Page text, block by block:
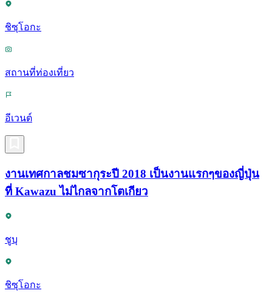
ชิซุโอกะ
สถานที่ท่องเที่ยว
อีเวนต์
งานเทศกาลชมซากุระปี 2018 เป็นงานแรกๆของญี่ปุ่น
ที่ Kawazu ไม่ไกลจากโตเกียว
ชูบุ
ชิซุโอกะ